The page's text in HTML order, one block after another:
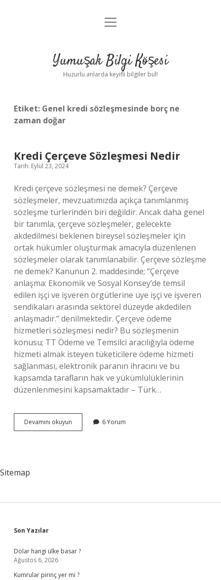
Anasayfa
Yasal Uyarı
menüyü
Yumuşak Bilgi Köşesi
Huzurlu anlarda keyifli bilgiler bul!
Etiket: Genel kredi sözleşmesinde borç ne
zaman doğar
Kredi Çerçeve Sözleşmesi Nedir
Tarih: Eylül 23, 2024
Kredi çerçeve sözleşmesi ne demek? Çerçeve
sözleşmeler, mevzuatımızda açıkça tanımlanmış
sözleşme türlerinden biri değildir. Ancak daha genel
bir tanımla, çerçeve sözleşmeler, gelecekte
akdedilmesi beklenen bireysel sözleşmeler için
ortak hükümler oluşturmak amacıyla düzenlenen
sözleşmeler olarak tanımlanabilir. Çerçeve sözleşme
ne demek? Kanunun 2. maddesinde; “Çerçeve
anlaşma: Ekonomik ve Sosyal Konsey’de temsil
edilen işçi ve işveren örgütlerine üye işçi ve işveren
sendikaları arasında sektörel düzeyde akdedilen
anlaşmadır.” denilmektedir. Çerçeve ödeme
hizmetleri sözleşmesi nedir? Bu sözleşmenin
konusu; TT Ödeme ve Temsilci aracılığıyla ödeme
hizmeti almak isteyen tüketicilere ödeme hizmeti
sağlanması, elektronik paranın ihracını ve bu
kapsamda tarafların hak ve yükümlülüklerinin
düzenlenmesini kapsamaktadır – Türk…
Devamını okuyun
Çerçeve
6 Yorum
Sitemap
Sidebar
Son Yazılar
Dolar hangi ülke basar ?
Ağustos 6, 2026
Kumrular pirinç yer mi ?